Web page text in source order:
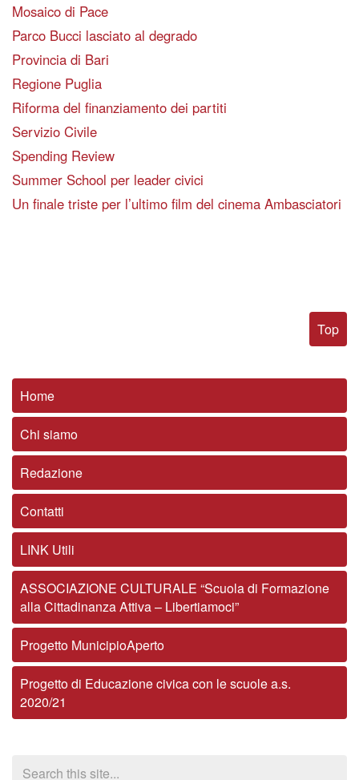
Mosaico di Pace
Parco Bucci lasciato al degrado
Provincia di Bari
Regione Puglia
Riforma del finanziamento dei partiti
Servizio Civile
Spending Review
Summer School per leader civici
Un finale triste per l’ultimo film del cinema Ambasciatori
Top
Home
Chi siamo
Redazione
Contatti
LINK Utili
ASSOCIAZIONE CULTURALE “Scuola di Formazione
alla Cittadinanza Attiva – Libertiamoci”
Progetto MunicipioAperto
Progetto di Educazione civica con le scuole a.s.
2020/21